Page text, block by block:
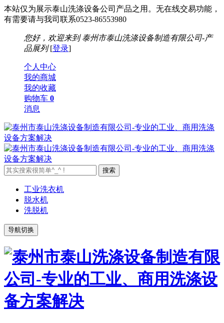
本站仅为展示泰山洗涤设备公司产品之用。无在线交易功能，
有需要请与我司联系0523-86553980
您好，欢迎来到 泰州市泰山洗涤设备制造有限公司-产
品展列[登录]
个人中心
我的商城
我的收藏
购物车 0
消息
工业洗衣机
脱水机
洗脱机
导航切换